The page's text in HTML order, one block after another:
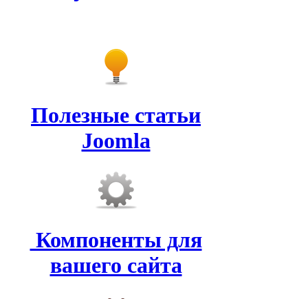
Полезные статьи
Joomla
Компоненты для
вашего сайта